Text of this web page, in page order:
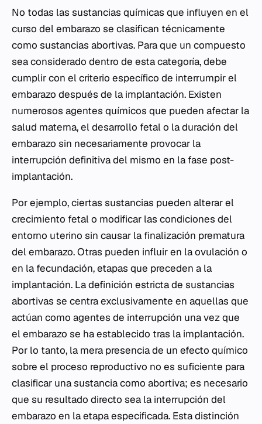
No todas las sustancias químicas que influyen en el
curso del embarazo se clasifican técnicamente
como sustancias abortivas. Para que un compuesto
sea considerado dentro de esta categoría, debe
cumplir con el criterio específico de interrumpir el
embarazo después de la implantación. Existen
numerosos agentes químicos que pueden afectar la
salud materna, el desarrollo fetal o la duración del
embarazo sin necesariamente provocar la
interrupción definitiva del mismo en la fase post-
implantación.
Por ejemplo, ciertas sustancias pueden alterar el
crecimiento fetal o modificar las condiciones del
entorno uterino sin causar la finalización prematura
del embarazo. Otras pueden influir en la ovulación o
en la fecundación, etapas que preceden a la
implantación. La definición estricta de sustancias
abortivas se centra exclusivamente en aquellas que
actúan como agentes de interrupción una vez que
el embarazo se ha establecido tras la implantación.
Por lo tanto, la mera presencia de un efecto químico
sobre el proceso reproductivo no es suficiente para
clasificar una sustancia como abortiva; es necesario
que su resultado directo sea la interrupción del
embarazo en la etapa especificada. Esta distinción